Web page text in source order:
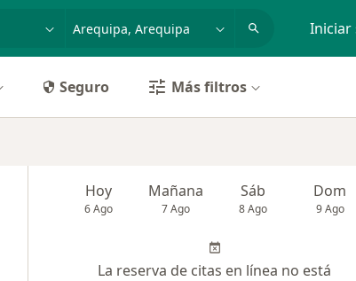
Iniciar
Seguro Más filtros
Hoy
6 Ago
Mañana
7 Ago
Sáb
8 Ago
Dom
9 Ago
La reserva de citas en línea no está